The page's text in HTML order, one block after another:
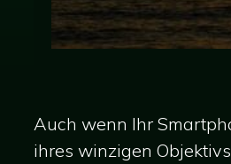
Auch wenn Ihr
ihres winzigen